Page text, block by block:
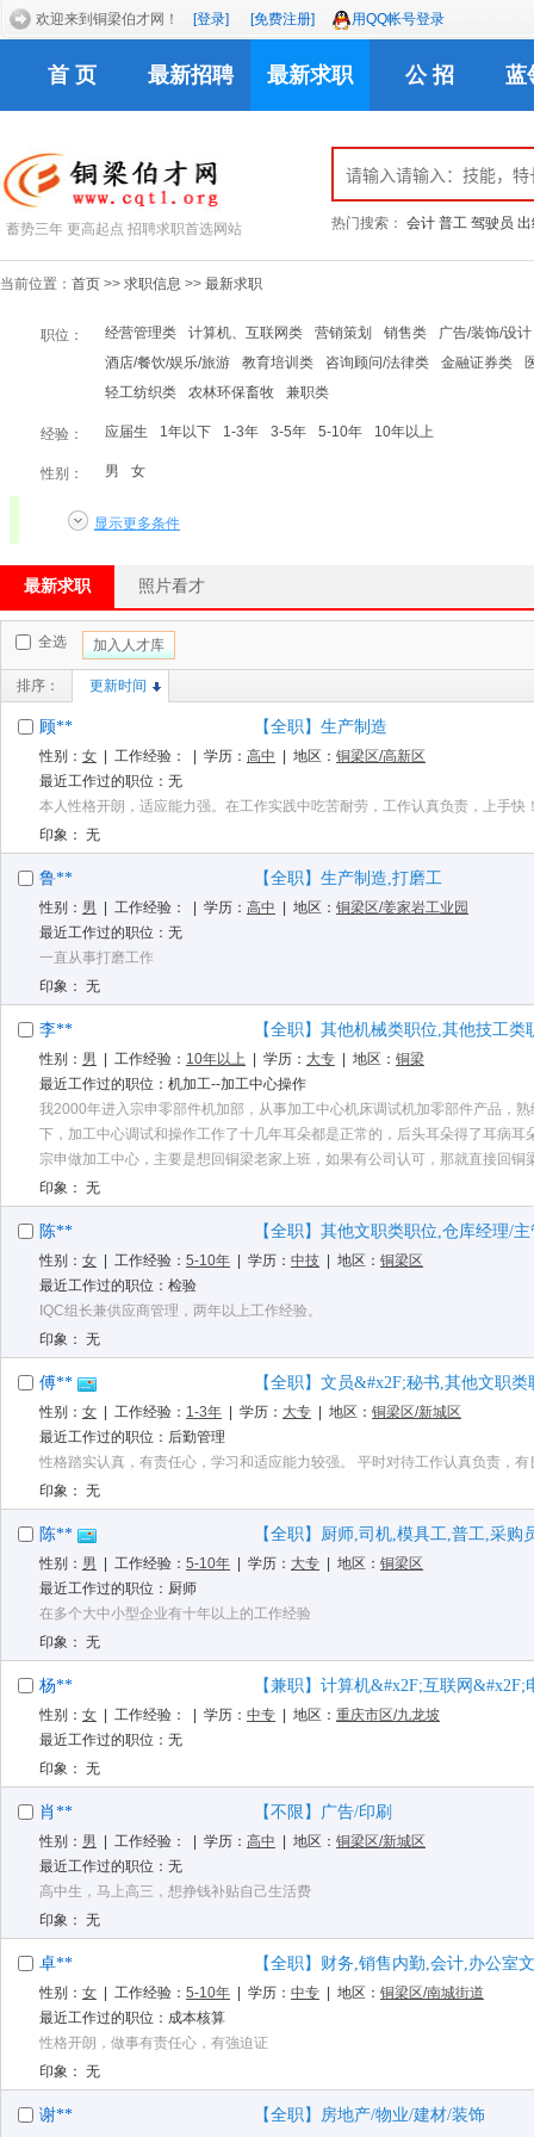
欢迎来到铜梁伯才网！ [登录] [免费注册] 用QQ帐号登录
首 页 最新招聘 最新求职 公 招 蓝
蓄势三年 更高起点 招聘求职首选网站 热门搜索： 会计 普工 驾驶员
当前位置： 首页 >> 求职信息 >> 最新求职
职位： 经营管理类 计算机、互联网类 营销策划 销售类
广告/装饰/设计
酒店/餐饮/娱乐/旅游
教育培训类 咨询顾问/法律类 金融证券类
轻工纺织类
农林环保畜牧 兼职类
经验： 应届生 1年以下 1-3年 3-5年 5-10年 10年以上
性别： 男 女
显示更多条件
最新求职 照片看才
全选 加入人才库
排序： 更新时间
顾** 【全职】生产制造
性别： 女 | 工作经验： | 学历： 高中 | 地区： 铜梁区/高新区
最近工作过的职位：无
本人性格开朗，适应能力强。在工作实践中吃苦耐劳，工作认真负责，上手快
印象： 无
鲁** 【全职】生产制造,打磨工
性别： 男 | 工作经验： | 学历： 高中 | 地区： 铜梁区/姜家岩工业园
最近工作过的职位：无
一直从事打磨工作
印象： 无
李** 【全职】其他机械类职位,其他技工类
性别： 男 | 工作经验： 10年以上 | 学历： 大专 | 地区： 铜梁
最近工作过的职位：机加工--加工中心操作
我2000年进入宗申零部件机加部，从事加工中心机床调试机加零部件产品，
下，加工中心调试和操作工作了十几年耳朵都是正常的，后头耳朵得了耳病
宗申做加工中心，主要是想回铜梁老家上班，如果有公司认可，那就直接回铜
印象： 无
陈** 【全职】其他文职类职位,仓库经理/
性别： 女 | 工作经验： 5-10年 | 学历： 中技 | 地区： 铜梁区
最近工作过的职位：检验
IQC组长兼供应商管理，两年以上工作经验。
印象： 无
傅** 【全职】文员&#x2F;秘书,其他文职
性别： 女 | 工作经验： 1-3年 | 学历： 大专 | 地区： 铜梁区/新城区
最近工作过的职位：后勤管理
性格踏实认真，有责任心，学习和适应能力较强。 平时对待工作认真负责，
印象： 无
陈** 【全职】厨师,司机,模具工,普工,采购
性别： 男 | 工作经验： 5-10年 | 学历： 大专 | 地区： 铜梁区
最近工作过的职位：厨师
在多个大中小型企业有十年以上的工作经验
印象： 无
杨** 【兼职】计算机&#x2F;互联网
性别： 女 | 工作经验： | 学历： 中专 | 地区： 重庆市区/九龙坡
最近工作过的职位：无
印象： 无
肖** 【不限】广告/印刷
性别： 男 | 工作经验： | 学历： 高中 | 地区： 铜梁区/新城区
最近工作过的职位：无
高中生，马上高三，想挣钱补贴自己生活费
印象： 无
卓** 【全职】财务,销售内勤,会计,办公室
性别： 女 | 工作经验： 5-10年 | 学历： 中专 | 地区： 铜梁区/南城街道
最近工作过的职位：成本核算
性格开朗，做事有责任心，有強迫证
印象： 无
谢** 【全职】房地产/物业/建材/装饰